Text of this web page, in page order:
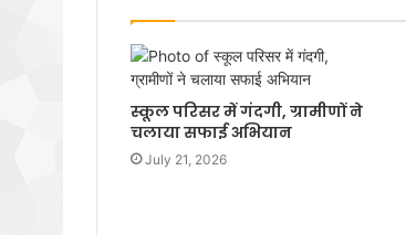
स्कूल परिसर में गंदगी, ग्रामीणों ने
चलाया सफाई अभियान
July 21, 2026